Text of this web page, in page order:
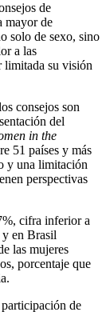
de
mayor de
solo de sexo, sino
a las
limitada su visión
consejos son
del
in the
51 países y más
y una limitación
perspectivas
cifra inferior a
en Brasil
las mujeres
porcentaje que
de